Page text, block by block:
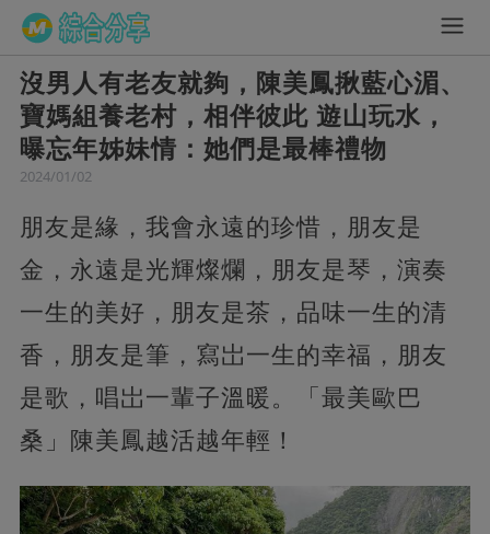
沒男人有老友就夠，陳美鳳揪藍心湄、
寶媽組養老村，相伴彼此 遊山玩水，
曝忘年姊妹情：她們是最棒禮物
2024/01/02
朋友是緣，我會永遠的珍惜，朋友是
金，永遠是光輝燦爛，朋友是琴，演奏
一生的美好，朋友是茶，品味一生的清
香，朋友是筆，寫岀一生的幸福，朋友
是歌，唱岀一輩子溫暖。「最美歐巴
桑」陳美鳳越活越年輕！